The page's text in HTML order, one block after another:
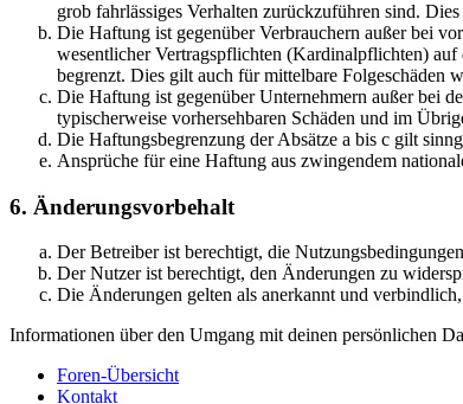
grob fahrlässiges Verhalten zurückzuführen sind.
Die Haftung ist gegenüber Verbrauchern außer bei
wesentlicher Vertragspflichten (Kardinalpflichten) auf
begrenzt. Dies gilt auch für mittelbare Folgeschäden
Die Haftung ist gegenüber Unternehmern außer bei
typischerweise vorhersehbaren Schäden und im
Die Haftungsbegrenzung der Absätze a bis c gilt
Ansprüche für eine Haftung aus zwingendem
6. Änderungsvorbehalt
Der Betreiber ist berechtigt, die
Der Nutzer ist berechtigt, den Änderungen zu
Die Änderungen gelten als anerkannt und
Informationen über den Umgang mit deinen persönlichen
Foren-Übersicht
Kontakt